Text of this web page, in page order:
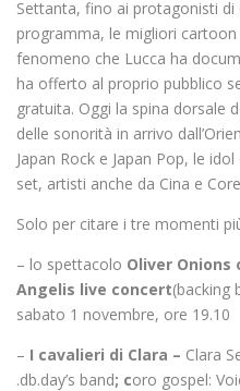
Settanta, fino ai protagonisti di
programma, le migliori
fenomeno che Lucca ha
ha offerto al proprio pubblico
gratuita. Oggi la spina dorsale
delle sonorità in arrivo
Japan Rock e Japan Pop, le
set, artisti anche da Cina e
Solo per citare i tre momenti
– lo spettacolo Oliver Onions
Angelis live concert(backing
sabato 1 novembre, ore 19.10
– I cavalieri di Clara – Clara
.db.day’s band; coro gospel: